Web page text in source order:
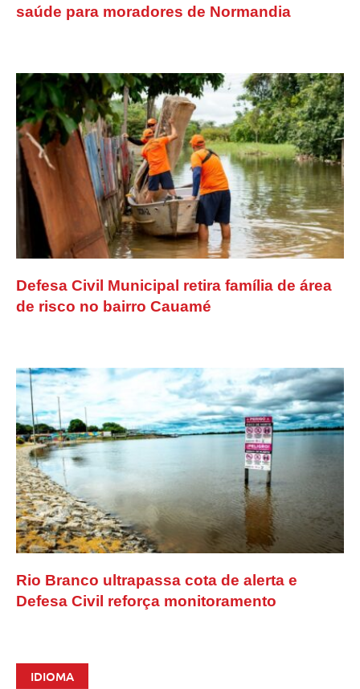
saúde para moradores de Normandia
Defesa Civil Municipal retira família de área
de risco no bairro Cauamé
Rio Branco ultrapassa cota de alerta e
Defesa Civil reforça monitoramento
IDIOMA